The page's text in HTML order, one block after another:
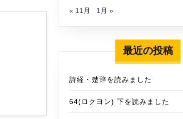
« 11月 1月 »
最近の投稿
詩経・楚辞を読みました
64(ロクヨン) 下を読みました